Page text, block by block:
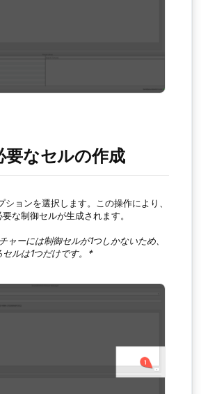
要なセルの作成
ションを選択します。この操作により、
な制御セルが生成されます。
ャーには制御セルが1つしかないため、
ルは1つだけです。*